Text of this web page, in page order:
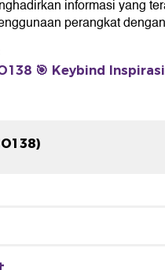
informasi yang
perangkat
🎯 Keybind